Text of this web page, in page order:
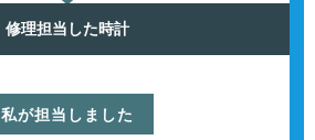
修理担当した時計
私が担当しました